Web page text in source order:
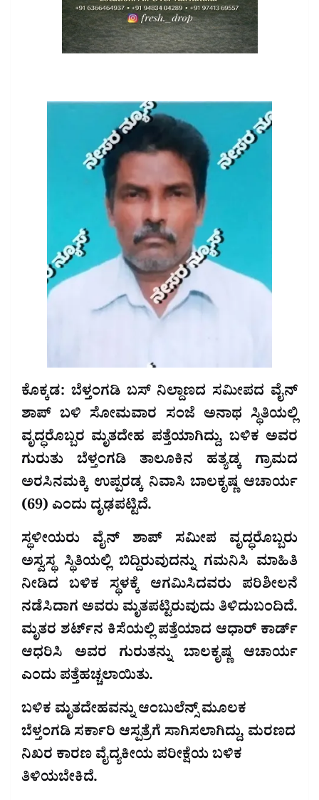
ಕೊಕ್ಕಡ: ಬೆಳ್ತಂಗಡಿ ಬಸ್ ನಿಲ್ದಾಣದ ಸಮೀಪದ ವೈನ್
ಶಾಪ್ ಬಳಿ ಸೋಮವಾರ ಸಂಜೆ ಅನಾಥ ಸ್ಥಿತಿಯಲ್ಲಿ
ವೃದ್ಧರೊಬ್ಬರ ಮೃತದೇಹ ಪತ್ತೆಯಾಗಿದ್ದು, ಬಳಿಕ ಅವರ
ಗುರುತು ಬೆಳ್ತಂಗಡಿ ತಾಲೂಕಿನ ಹತ್ಯಡ್ಕ ಗ್ರಾಮದ
ಅರಸಿನಮಕ್ಕಿ ಉಪ್ಪರಡ್ಕ ನಿವಾಸಿ ಬಾಲಕೃಷ್ಣ ಆಚಾರ್ಯ
(69) ಎಂದು ದೃಢಪಟ್ಟಿದೆ.
ಸ್ಥಳೀಯರು ವೈನ್ ಶಾಪ್ ಸಮೀಪ ವೃದ್ಧರೊಬ್ಬರು
ಅಸ್ವಸ್ಥ ಸ್ಥಿತಿಯಲ್ಲಿ ಬಿದ್ದಿರುವುದನ್ನು ಗಮನಿಸಿ ಮಾಹಿತಿ
ನೀಡಿದ ಬಳಿಕ ಸ್ಥಳಕ್ಕೆ ಆಗಮಿಸಿದವರು ಪರಿಶೀಲನೆ
ನಡೆಸಿದಾಗ ಅವರು ಮೃತಪಟ್ಟಿರುವುದು ತಿಳಿದುಬಂದಿದೆ.
ಮೃತರ ಶರ್ಟ್‌ನ ಕಿಸೆಯಲ್ಲಿ ಪತ್ತೆಯಾದ ಆಧಾರ್ ಕಾರ್ಡ್
ಆಧರಿಸಿ ಅವರ ಗುರುತನ್ನು ಬಾಲಕೃಷ್ಣ ಆಚಾರ್ಯ
ಎಂದು ಪತ್ತೆಹಚ್ಚಲಾಯಿತು.
ಬಳಿಕ ಮೃತದೇಹವನ್ನು ಆಂಬುಲೆನ್ಸ್ ಮೂಲಕ
ಬೆಳ್ತಂಗಡಿ ಸರ್ಕಾರಿ ಆಸ್ಪತ್ರೆಗೆ ಸಾಗಿಸಲಾಗಿದ್ದು, ಮರಣದ
ನಿಖರ ಕಾರಣ ವೈದ್ಯಕೀಯ ಪರೀಕ್ಷೆಯ ಬಳಿಕ
ತಿಳಿಯಬೇಕಿದೆ.